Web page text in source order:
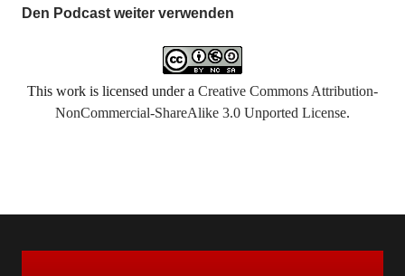
Den Podcast weiter verwenden
This work is licensed under a Creative Commons Attribution-
NonCommercial-ShareAlike 3.0 Unported License.